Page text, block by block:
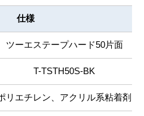
仕様
ツーエステープハード50片面
T-TSTH50S-BK
リエチレン、アクリル系粘着剤